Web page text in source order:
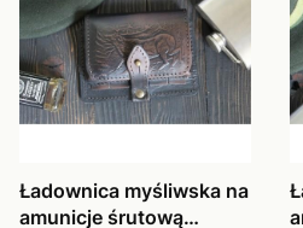
Ładownica myśliwska na
amunicje śrutową